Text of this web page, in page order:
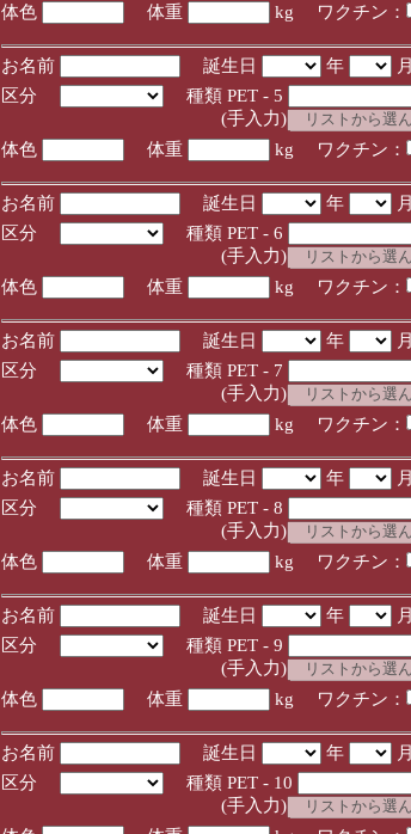
体色
体重 kg ワクチン：
お名前 誕生日 年 月
区分
種類 PET - 5
(手入力)
体色
体重 kg ワクチン：
お名前 誕生日 年 月
区分
種類 PET - 6
(手入力)
体色
体重 kg ワクチン：
お名前 誕生日 年 月
区分
種類 PET - 7
(手入力)
体色
体重 kg ワクチン：
お名前 誕生日 年 月
区分
種類 PET - 8
(手入力)
体色
体重 kg ワクチン：
お名前 誕生日 年 月
区分
種類 PET - 9
(手入力)
体色
体重 kg ワクチン：
お名前 誕生日 年 月
区分
種類 PET - 10
(手入力)